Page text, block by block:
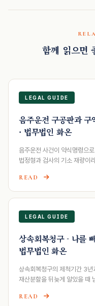
함께 읽으면
LEGAL GUIDE
음주운전 구공판과
· 법무법인 화온
음주운전 사건이 약식명령으
법정형과 검사의 기소 재량이
READ
LEGAL GUIDE
상속회복청구 - 나를
법무법인 화온
상속회복청구의 제척기간 3
재산분할을 뒤늦게 알았을 때
READ